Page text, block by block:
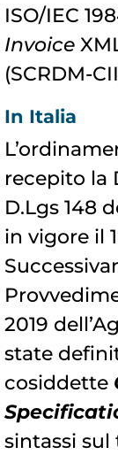
ISO/IEC
Invoice
(SCRDM-
In Italia
recepito la
D.Lgs 148
in vigore il
2019
state
cosiddette
sintassi